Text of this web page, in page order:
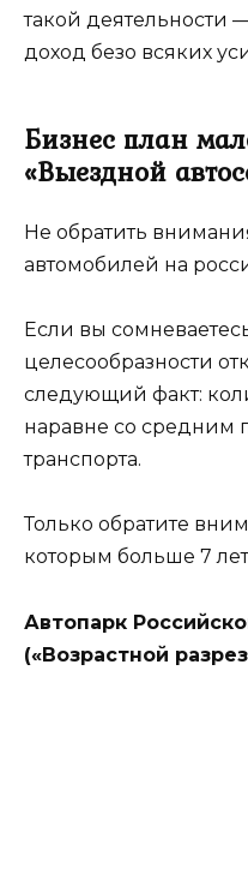
такой деятельности
доход безо всяких
Бизнес план
«Выездной
Не обратить
автомобилей на
Если вы
целесообразности
следующий факт:
наравне со средним
транспорта.
Только обратите
которым больше 7
Автопарк
(«Возрастной